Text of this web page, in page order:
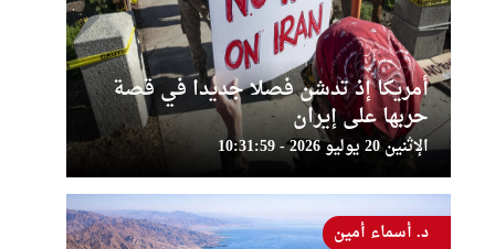
أمريكا إذ تدشن فصلا جديدا في قصة
حربها على إيران
الإثنين 20 يوليو 2026 - 10:31:59
د. أسماء أمين